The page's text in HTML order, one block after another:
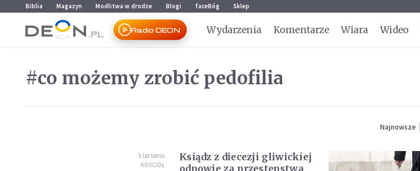
Przejdź do menu głównego
Przejdź do treści
Biblia Magazyn Modlitwa w drodze Blogi faceBóg Sklep
Radio DEON Wydarzenia Komentarze Wiara Wideo
#co możemy zrobić pedofilia
Najnowsze
5 lat temu
KOŚCIÓŁ
Ksiądz z diecezji gliwickiej
odpowie za przestępstwa